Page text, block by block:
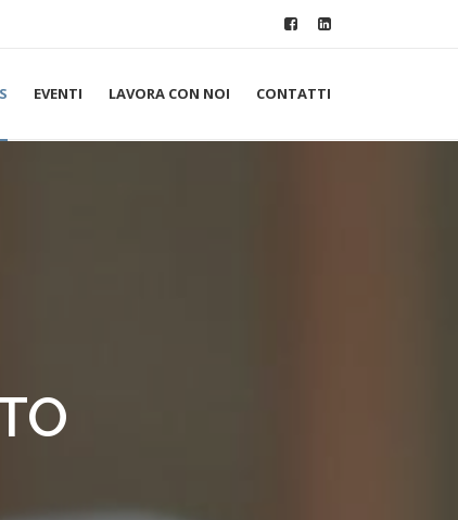
EVENTI LAVORA CON NOI CONTATTI